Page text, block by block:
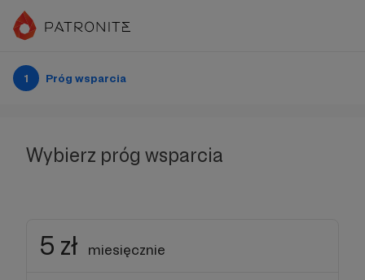
1 Próg wsparcia
Wybierz próg wsparcia
5 zł miesięcznie